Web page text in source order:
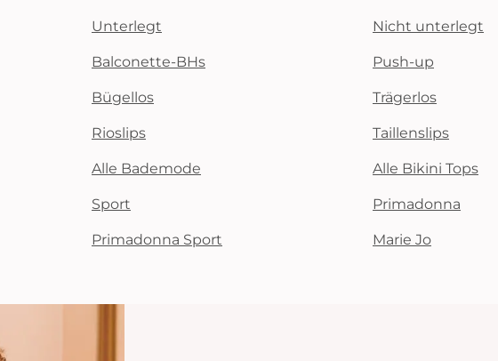
Unterlegt Nicht unterlegt
Balconette-BHs Push-up
Bügellos Trägerlos
Rioslips Taillenslips
Alle Bademode Alle Bikini Tops
Sport Primadonna
Primadonna Sport Marie Jo